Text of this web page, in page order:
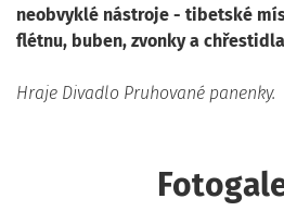
neobvyklé nástroje - tibetské
flétnu, buben, zvonky a
Hraje Divadlo Pruhované panenky.